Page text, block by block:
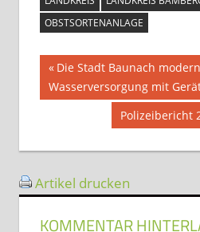
OBSTSORTENANLAGE
Vorheriger
Beitrag:
Die Stadt Baunach
Wasserversorgung mit
Nächster
Beitrag:
Polizeibericht
Artikel drucken
KOMMENTAR